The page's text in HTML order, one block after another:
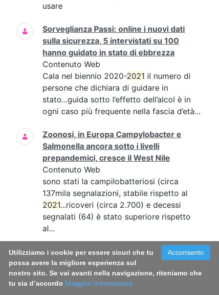
usare
Sorveglianza Passi: online i nuovi dati
sulla sicurezza, 5 intervistati su 100
hanno guidato in stato di ebbrezza
Contenuto Web
Cala nel biennio 2020-2021 il numero di
persone che dichiara di guidare in
stato...guida sotto l’effetto dell’alcol è in
ogni caso più frequente nella fascia d’età...
Zoonosi, in Europa Campylobacter e
Salmonella ancora sotto i livelli
prepandemici, cresce il West Nile
Contenuto Web
sono stati la campilobatteriosi (circa
137mila segnalazioni, stabile rispetto al
2021...ricoveri (circa 2.700) e decessi
segnalati (64) è stato superiore rispetto
al...
Infezioni sessualmente trasmesse, online
il vademecum per conoscerle e
prevenirle
Contenuto Web
Acconsento
Utilizziamo i cookie per essere sicuri che tu
possa avere la migliore esperienza sul
nostro sito. Se vai avanti nella navigazione, riteniamo che
tu sia d’accordo Maggiori Informazioni